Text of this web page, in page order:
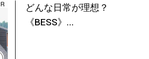
どんな日常が理想？
《BESS》...